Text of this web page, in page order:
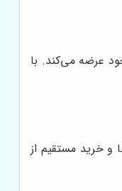
عرضه می‌کند. با
و خرید مستقیم از